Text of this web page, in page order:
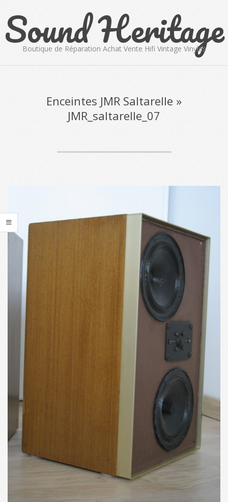
content
Sound Heritage
Boutique de Réparation Achat Vente Hifi Vintage Vinyles
Enceintes JMR Saltarelle »
JMR_saltarelle_07